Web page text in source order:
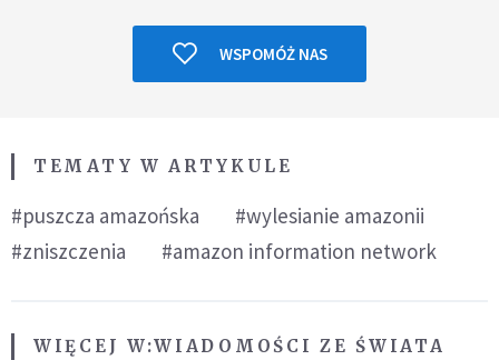
WSPOMÓŻ NAS
TEMATY W ARTYKULE
#puszcza amazońska
#wylesianie amazonii
#zniszczenia
#amazon information network
WIĘCEJ W:WIADOMOŚCI ZE ŚWIATA